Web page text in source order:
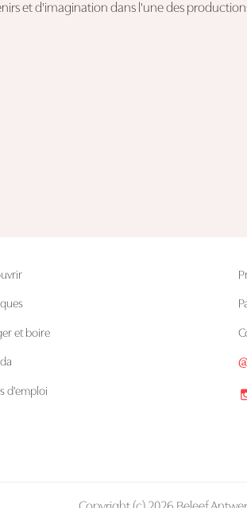
et d'imagination dans l'une des
et boire
d'emploi